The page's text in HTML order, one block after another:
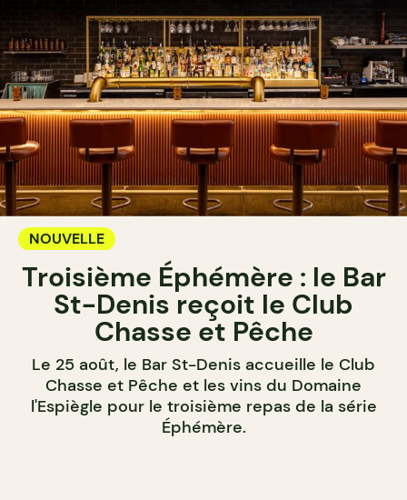
NOUVELLE
Troisième Éphémère : le Bar
St-Denis reçoit le Club
Chasse et Pêche
Le 25 août, le Bar St-Denis accueille le Club
Chasse et Pêche et les vins du Domaine
l'Espiègle pour le troisième repas de la série
Éphémère.